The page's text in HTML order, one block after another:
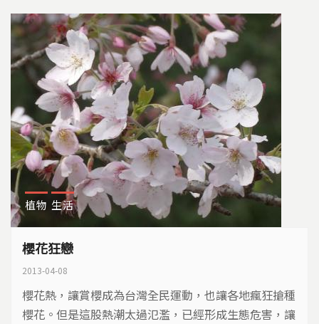
植物 生活
櫻花狂戀
2013-04-08
櫻花熱，讓賞櫻成為台灣全民運動，也讓各地瘋狂搶種
櫻花。但是這股熱潮太過氾濫，已經形成生態危害，讓